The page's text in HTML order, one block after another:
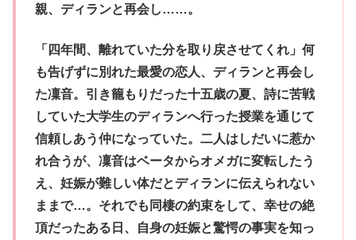
親、ディランと再会し……。
「四年間、離れていた分を取り戻させてくれ」何
も告げずに別れた最愛の恋人、ディランと再会し
た凜音。引き籠もりだった十五歳の夏、詩に苦戦
していた大学生のディランへ行った授業を通じて
信頼しあう仲になっていた。二人はしだいに惹か
れ合うが、凜音はベータからオメガに変転したう
え、妊娠が難しい体だとディランに伝えられない
ままで…。それでも同棲の約束をして、幸せの絶
頂だったある日、自身の妊娠と驚愕の事実を知っ